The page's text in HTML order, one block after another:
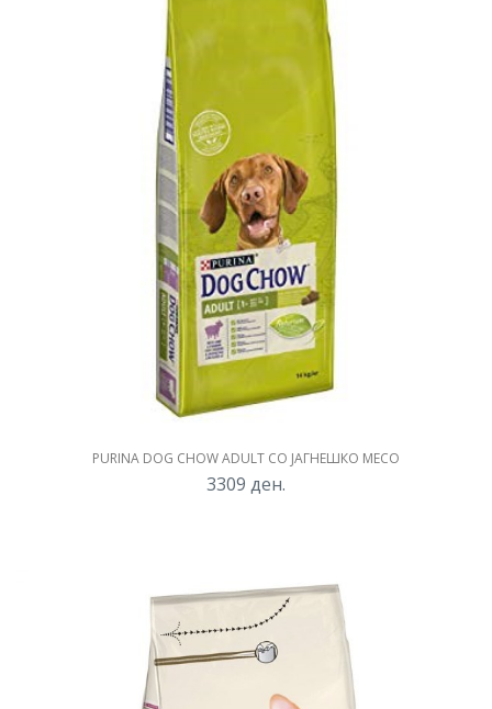
PURINA DOG CHOW ADULT СО ЈАГНЕШКО МЕСО
3309 ден.